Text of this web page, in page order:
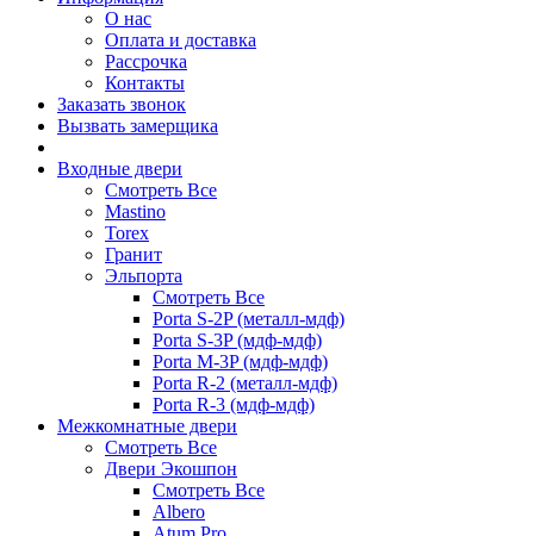
О нас
Оплата и доставка
Рассрочка
Контакты
Заказать звонок
Вызвать замерщика
Входные двери
Смотреть Все
Mastino
Torex
Гранит
Эльпорта
Смотреть Все
Porta S-2P (металл-мдф)
Porta S-3P (мдф-мдф)
Porta M-3P (мдф-мдф)
Porta R-2 (металл-мдф)
Porta R-3 (мдф-мдф)
Межкомнатные двери
Смотреть Все
Двери Экошпон
Смотреть Все
Albero